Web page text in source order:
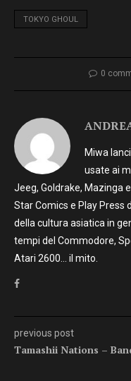
TOKYO GHOUL
0
Miwa
usate ai
Jeeg, Goldrake, Mazinga
Star Comics e Play Press
della cultura asiatica in
tempi del Commodore,
Atari 2600… il mito.
previous post
Tamashii Nations –